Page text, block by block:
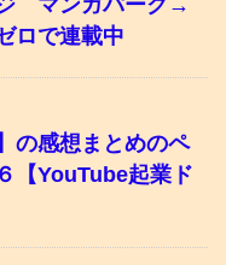
マンガパーク→
ロで連載中
の感想まとめのペ
【YouTube起業ド